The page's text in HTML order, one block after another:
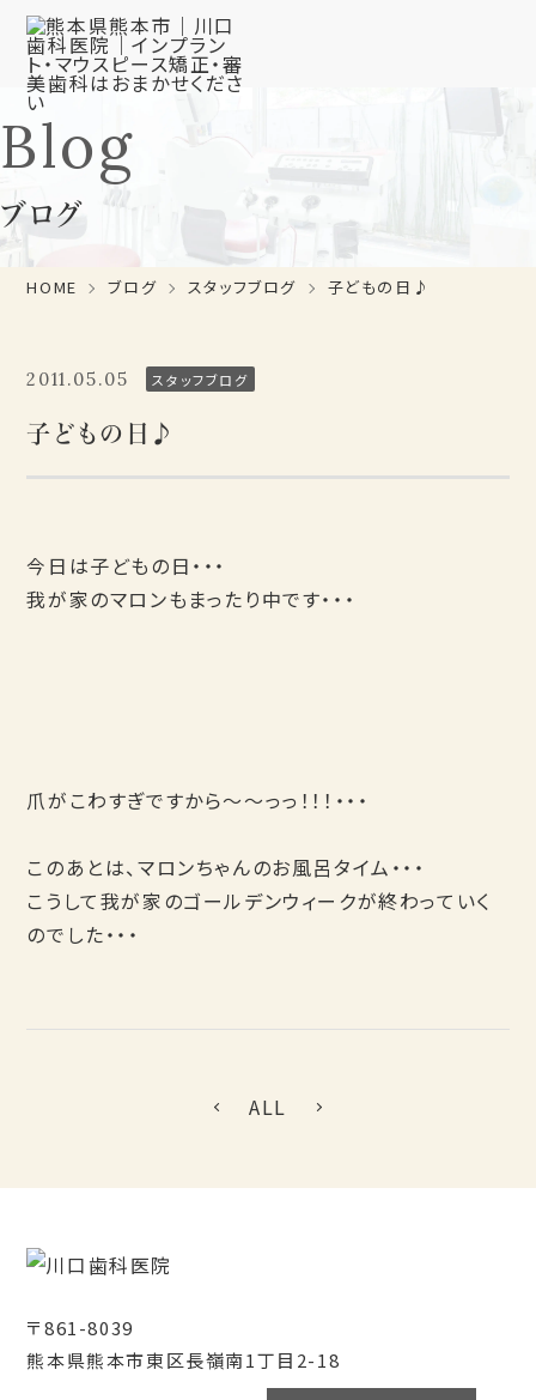
Blog
ブログ
HOME ブログ スタッフブログ 子どもの日♪
2011.05.05 スタッフブログ
子どもの日♪
今日は子どもの日・・・
我が家のマロンもまったり中です・・・
爪がこわすぎですから～～っっ！！！・・・
このあとは、マロンちゃんのお風呂タイム・・・
こうして我が家のゴールデンウィークが終わっていく
のでした・・・
ALL
〒861-8039
熊本県熊本市東区長嶺南1丁目2-18